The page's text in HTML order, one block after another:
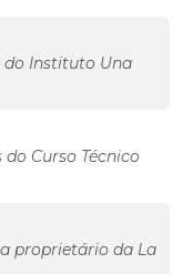
do Instituto Una
do Curso Técnico
proprietário da La